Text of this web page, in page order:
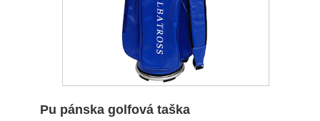
Pu pánska golfová taška